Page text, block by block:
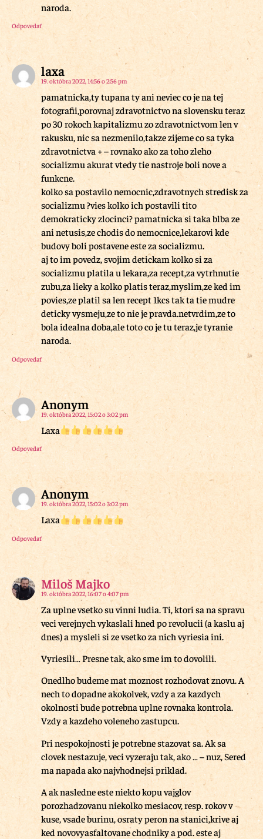
naroda.
Odpovedať
laxa
19. októbra 2022, 14:56 o 2:56 pm
pamatnicka,ty tupana ty ani neviec co je na tej
fotografii,porovnaj zdravotnictvo na slovensku teraz
po 30 rokoch kapitalizmu zo zdravotnictvom len v
rakusku, nic sa nezmenilo,takze zijeme co sa tyka
zdravotnictva + – rovnako ako za toho zleho
socializmu akurat vtedy tie nastroje boli nove a
funkcne.
kolko sa postavilo nemocnic,zdravotnych stredisk za
socializmu ?vies kolko ich postavili tito
demokraticky zlocinci? pamatnicka si taka blba ze
ani netusis,ze chodis do nemocnice,lekarovi kde
budovy boli postavene este za socializmu.
aj to im povedz, svojim detickam kolko si za
socializmu platila u lekara,za recept,za vytrhnutie
zubu,za lieky a kolko platis teraz,myslim,ze ked im
povies,ze platil sa len recept 1kcs tak ta tie mudre
deticky vysmeju,ze to nie je pravda.netvrdim,ze to
bola idealna doba,ale toto co je tu teraz,je tyranie
naroda.
Odpovedať
Anonym
19. októbra 2022, 15:02 o 3:02 pm
Laxa
Odpovedať
Anonym
19. októbra 2022, 15:02 o 3:02 pm
Laxa
Odpovedať
Miloš Majko
19. októbra 2022, 16:07 o 4:07 pm
Za uplne vsetko su vinni ludia. Ti, ktori sa na spravu
veci verejnych vykaslali hned po revolucii (a kaslu aj
dnes) a mysleli si ze vsetko za nich vyriesia ini.
Vyriesili… Presne tak, ako sme im to dovolili.
Onedlho budeme mat moznost rozhodovat znovu. A
nech to dopadne akokolvek, vzdy a za kazdych
okolnosti bude potrebna uplne rovnaka kontrola.
Vzdy a kazdeho voleneho zastupcu.
Pri nespokojnosti je potrebne stazovat sa. Ak sa
clovek nestazuje, veci vyzeraju tak, ako … – nuz, Sered
ma napada ako najvhodnejsi priklad.
A ak nasledne este niekto kopu vajglov
porozhadzovanu niekolko mesiacov, resp. rokov v
kuse, vsade burinu, osraty peron na stanici,krive aj
ked novovyasfaltovane chodniky a pod. este aj